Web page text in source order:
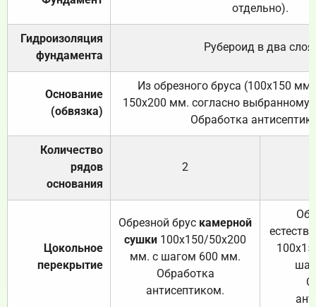
отдельно).
Гидроизоляция
фундамента
Рубероид в два слоя.
Основание
(обвязка)
Из обрезного бруса (100х150
150х200 мм. согласно выбранному
Обработка
Количество
рядов
основания
2
Цокольное
перекрытие
Обрезной брус камерной
сушки 100х150/50х200
мм. с шагом 600 мм.
Обработка
антисептиком.